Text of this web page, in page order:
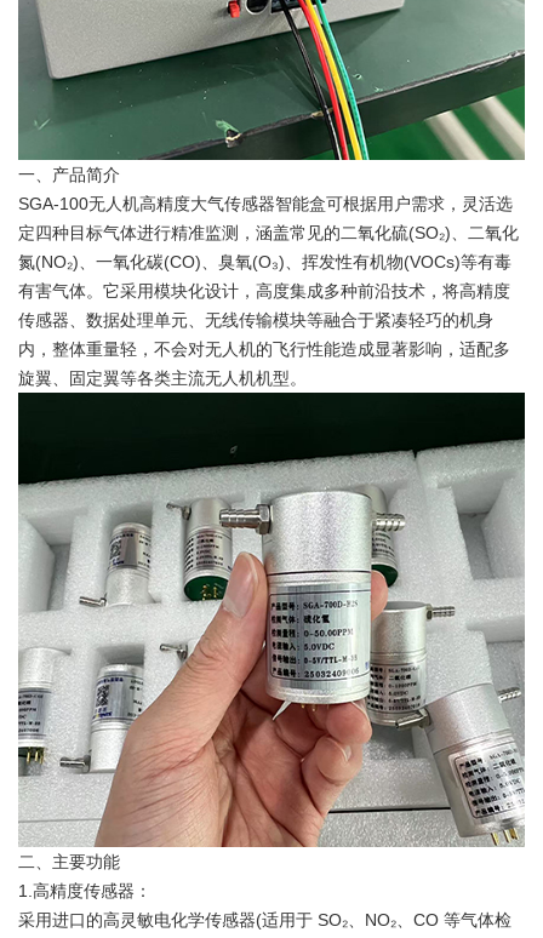
一、产品简介
SGA-100无人机高精度大气传感器智能盒可根据用户需求，灵活选
定四种目标气体进行精准监测，涵盖常见的二氧化硫(SO₂)、二氧化
氮(NO₂)、一氧化碳(CO)、臭氧(O₃)、挥发性有机物(VOCs)等有毒
有害气体。它采用模块化设计，高度集成多种前沿技术，将高精度
传感器、数据处理单元、无线传输模块等融合于紧凑轻巧的机身
内，整体重量轻，不会对无人机的飞行性能造成显著影响，适配多
旋翼、固定翼等各类主流无人机机型。
二、主要功能
1.高精度传感器：
采用进口的高灵敏电化学传感器(适用于 SO₂、NO₂、CO 等气体检